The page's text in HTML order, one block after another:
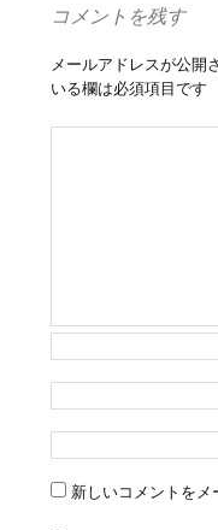
コメントを残す
メールアドレスが公開
いる欄は必須項目です
新しいコメントをメ